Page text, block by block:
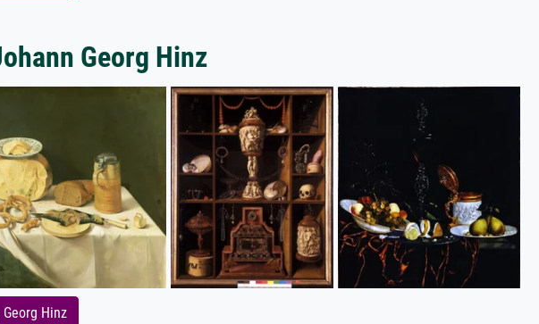
Georg Hinz
Hinz